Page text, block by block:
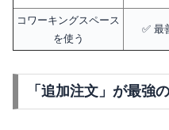
コワーキングスペース
を使う
✅ 最
「追加注文」が最強